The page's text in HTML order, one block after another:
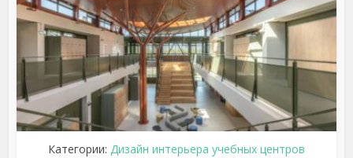
Категории: Дизайн интерьера учебных центров